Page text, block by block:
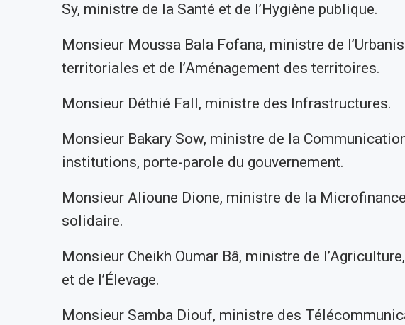
Sy, ministre de la Santé et de l’Hygiène publique.
Monsieur Moussa Bala Fofana, ministre de
territoriales et de l’Aménagement des territoires.
Monsieur Déthié Fall, ministre des Infrastructures.
Monsieur Bakary Sow, ministre de la
institutions, porte-parole du gouvernement.
Monsieur Alioune Dione, ministre de la
solidaire.
Monsieur Cheikh Oumar Bâ, ministre de
et de l’Élevage.
Monsieur Samba Diouf, ministre des